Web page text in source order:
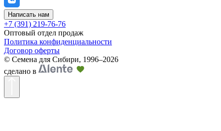
Написать нам
+7 (391) 219-76-76
Оптовый отдел продаж
Политика конфиденциальности
Договор оферты
© Семена для Сибири, 1996–2026
сделано в